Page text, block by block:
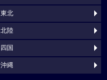
東北
北陸
四国
沖縄